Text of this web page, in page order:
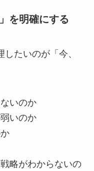
を明確にする
たいのが「今、
いのか
いのか
略がわからないの